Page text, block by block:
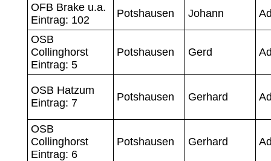
OFB Brake u.a.
Eintrag: 102
Potshausen Johann
OSB
Collinghorst
Eintrag: 5
Potshausen Gerd
OSB Hatzum
Eintrag: 7
Potshausen Gerhard
OSB
Collinghorst
Eintrag: 6
Potshausen Gerhard